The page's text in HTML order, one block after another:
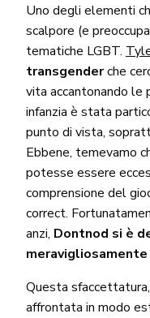
Uno degli elementi
scalpore (e
tematiche LGBT.
transgenderche
vita accantonando le
infanzia è stata
punto di vista,
Ebbene, temevamo
potesse essere
comprensione del
correct.
anzi, Dontnod si è
Questa
affrontata in modo